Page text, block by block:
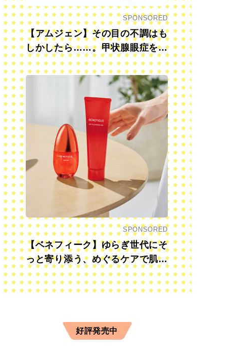
SPONSORED
【アムジェン】その目の不調はも
しかしたら……。甲状腺眼症を知
っていますか？
SPONSORED
【ベネフィーク】ゆらぎ世代にそ
っと寄り添う、めぐるケアで肌も
心も前向きに
好評発売中